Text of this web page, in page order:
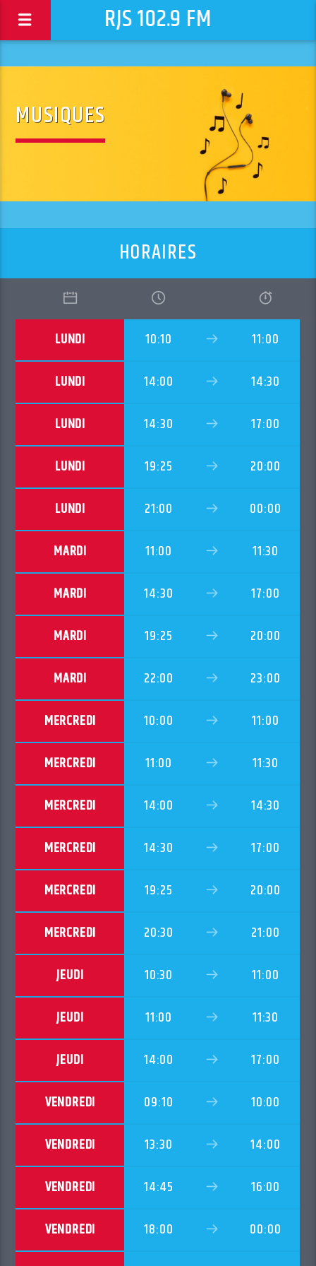
RJS 102.9 FM
MUSIQUES
HORAIRES
LUNDI 10:10 11:00
LUNDI 14:00 14:30
LUNDI 14:30 17:00
LUNDI 19:25 20:00
LUNDI 21:00 00:00
MARDI 11:00 11:30
MARDI 14:30 17:00
MARDI 19:25 20:00
MARDI 22:00 23:00
MERCREDI 10:00 11:00
MERCREDI 11:00 11:30
MERCREDI 14:00 14:30
MERCREDI 14:30 17:00
MERCREDI 19:25 20:00
MERCREDI 20:30 21:00
JEUDI 10:30 11:00
JEUDI 11:00 11:30
JEUDI 14:00 17:00
VENDREDI 09:10 10:00
VENDREDI 13:30 14:00
VENDREDI 14:45 16:00
VENDREDI 18:00 00:00